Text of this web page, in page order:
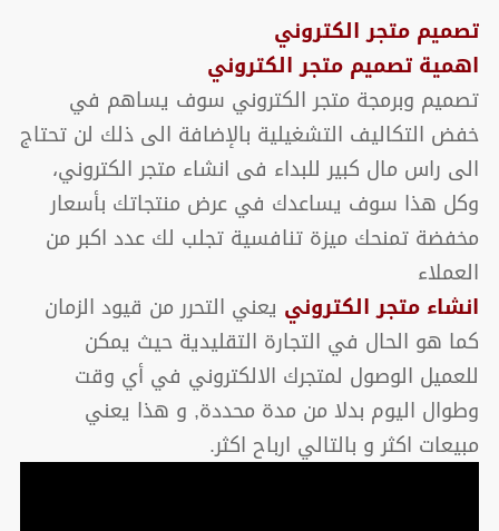
تصميم متجر الكتروني
اهمية تصميم متجر الكتروني
تصميم وبرمجة متجر الكتروني سوف يساهم في
خفض التكاليف التشغيلية بالإضافة الى ذلك لن تحتاج
الى راس مال كبير للبداء فى انشاء متجر الكتروني،
وكل هذا سوف يساعدك في عرض منتجاتك بأسعار
مخفضة تمنحك ميزة تنافسية تجلب لك عدد اكبر من
العملاء
انشاء متجر الكتروني يعني التحرر من قيود الزمان
كما هو الحال في التجارة التقليدية حيث يمكن
للعميل الوصول لمتجرك الالكتروني في أي وقت
وطوال اليوم بدلا من مدة محددة, و هذا يعني
مبيعات اكثر و بالتالي ارباح اكثر.